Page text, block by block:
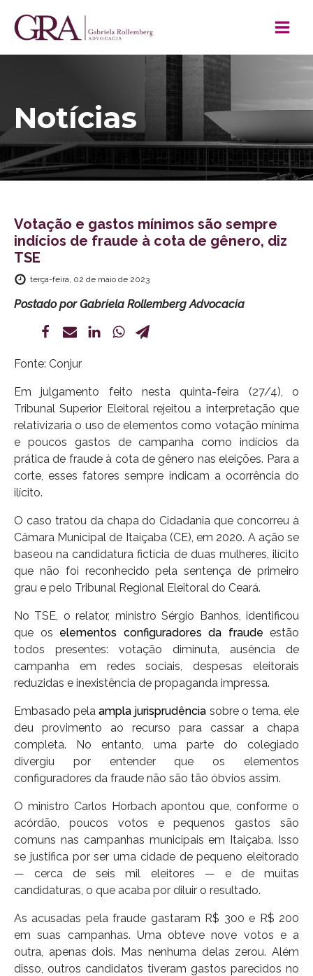
Notícias
Votação e gastos mínimos são sempre
indícios de fraude à cota de gênero, diz
TSE
terça-feira, 02 de maio de 2023
Postado porGabriela Rollemberg Advocacia
Fonte: Conjur
Em julgamento feito nesta quinta-feira (27/4), o
Tribunal Superior Eleitoral rejeitou a interpretação que
relativizaria o uso de elementos como votação mínima
e poucos gastos de campanha como indícios da
prática de fraude à cota de gênero nas eleições. Para a
corte, esses fatores sempre indicam a ocorrência do
ilícito.
O caso tratou da chapa do Cidadania que concorreu à
Câmara Municipal de Itaiçaba (CE), em 2020. A ação se
baseou na candidatura fictícia de duas mulheres, ilícito
que não foi reconhecido pela sentença de primeiro
grau e pelo Tribunal Regional Eleitoral do Ceará.
No TSE, o relator, ministro Sérgio Banhos, identificou
que os elementos configuradores da fraude estão
todos presentes: votação diminuta, ausência de
campanha em redes sociais, despesas eleitorais
reduzidas e inexistência de propaganda impressa.
Embasado pelaampla jurisprudência sobre o tema, ele
deu provimento ao recurso para cassar a chapa
completa. No entanto, uma parte do colegiado
divergiu por entender que os elementos
configuradores da fraude não são tão óbvios assim.
O ministro Carlos Horbach apontou que, conforme o
acórdão, poucos votos e pequenos gastos são
comuns nas campanhas municipais em Itaiçaba. Isso
se justifica por ser uma cidade de pequeno eleitorado
— cerca de seis mil eleitores — e de muitas
candidaturas, o que acaba por diluir o resultado.
As acusadas pela fraude gastaram R$ 300 e R$ 200
em suas campanhas. Uma obteve nove votos e a
outra, apenas dois. Mas nenhuma delas zerou. Além
disso, outros candidatos tiveram gastos parecidos no